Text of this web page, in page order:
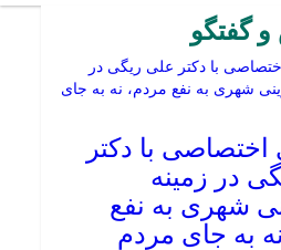
گفتگو
اختصاصی با دکتر
در زمینه
شهری به نفع
به جای مردم